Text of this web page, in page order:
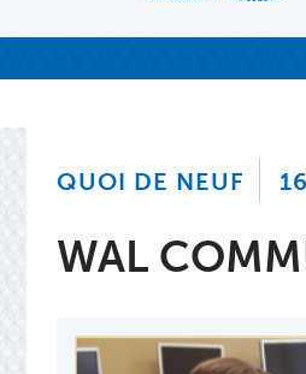
QUOI DE NEUF
WAL